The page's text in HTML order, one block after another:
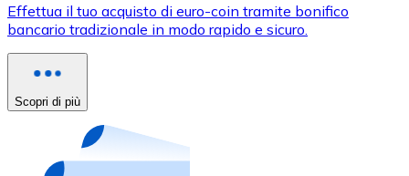
Usa le carte Visa e Mastercard per acquistare
Acquista con carta
Acquista gift card dei tuoi marchi preferiti con
Effettua il tuo acquisto di euro-coin tramite bonifico
bancario tradizionale in modo rapido e sicuro.
Scopri di più